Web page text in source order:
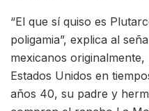
“El que sí quiso es
poligamia”, explica al
mexicanos
Estados Unidos en
años 40, su padre y